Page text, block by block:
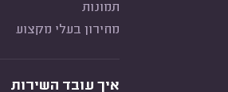
תמונות
מחירון בעלי מקצוע
איך עובד השירות